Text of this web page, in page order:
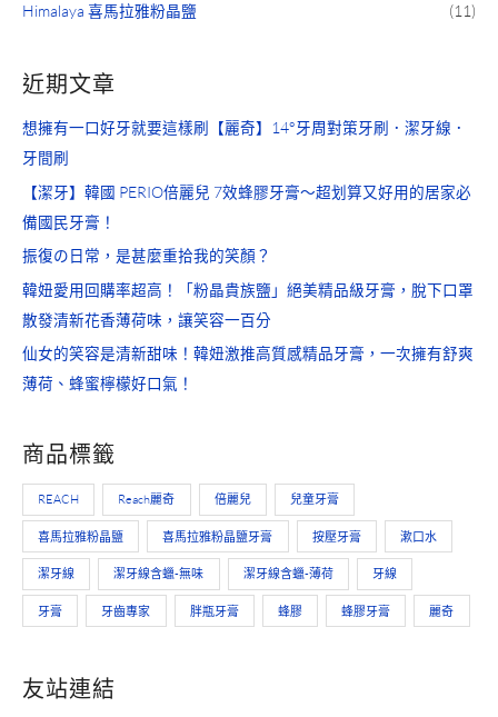
Himalaya 喜馬拉雅粉晶鹽 (11)
近期文章
想擁有一口好牙就要這樣刷【麗奇】14°牙周對策牙刷．潔牙線．
牙間刷
【潔牙】韓國 PERIO倍麗兒 7效蜂膠牙膏～超划算又好用的居家必
備國民牙膏！
振復の日常，是甚麼重拾我的笑顏？
韓妞愛用回購率超高！「粉晶貴族鹽」絕美精品級牙膏，脫下口罩
散發清新花香薄荷味，讓笑容一百分
仙女的笑容是清新甜味！韓妞激推高質感精品牙膏，一次擁有舒爽
薄荷、蜂蜜檸檬好口氣！
商品標籤
REACH Reach麗奇 倍麗兒 兒童牙膏
喜馬拉雅粉晶鹽 喜馬拉雅粉晶鹽牙膏 按壓牙膏 漱口水
潔牙線 潔牙線含蠟-無味 潔牙線含蠟-薄荷 牙線
牙膏 牙齒專家 胖瓶牙膏 蜂膠 蜂膠牙膏 麗奇
友站連結